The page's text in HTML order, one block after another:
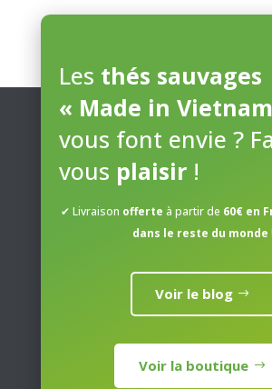
Les
être
choisies
sur
la
page
du
produit
Les thés sauvages
« Made in
vous font envie ?
vous plaisir!
✔ Livraison offerte à partir de 60€ en
dans le reste du monde !
Voir le blog
Voir la boutique